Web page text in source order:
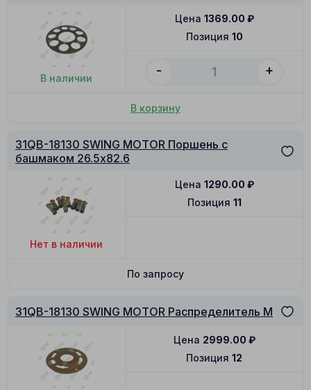
В наличии
Позиция 10
Цена 1369.00 ₽
- +
В корзину
31QB-18130 SWING MOTOR Поршень с
башмаком 26.5x82.6
Нет в наличии
Позиция 11
Цена 1290.00 ₽
По запросу
31QB-18130 SWING MOTOR Распределитель M
Позиция 12
Цена 2999.00 ₽